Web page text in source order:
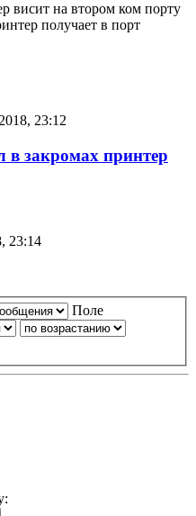
висит на втором ком порту
получает в порт
23:12
закромах принтер
23:14
Поле